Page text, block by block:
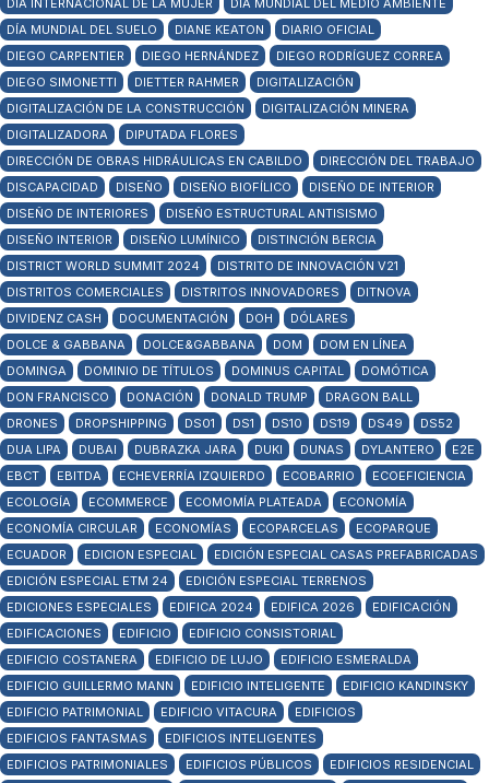
DÍA INTERNACIONAL DE LA MUJER
DÍA MUNDIAL DEL MEDIO AMBIENTE
DÍA MUNDIAL DEL SUELO
DIANE KEATON
DIARIO OFICIAL
DIEGO CARPENTIER
DIEGO HERNÁNDEZ
DIEGO RODRÍGUEZ CORREA
DIEGO SIMONETTI
DIETTER RAHMER
DIGITALIZACIÓN
DIGITALIZACIÓN DE LA CONSTRUCCIÓN
DIGITALIZACIÓN MINERA
DIGITALIZADORA
DIPUTADA FLORES
DIRECCIÓN DE OBRAS HIDRÁULICAS EN CABILDO
DIRECCIÓN DEL TRABAJO
DISCAPACIDAD
DISEÑO DISEÑO BIOFÍLICO
DISEÑO DE INTERIOR
DISEÑO DE INTERIORES
DISEÑO ESTRUCTURAL ANTISISMO
DISEÑO INTERIOR
DISEÑO LUMÍNICO
DISTINCIÓN BERCIA
DISTRICT WORLD SUMMIT 2024
DISTRITO DE INNOVACIÓN V21
DISTRITOS COMERCIALES
DISTRITOS INNOVADORES
DITNOVA
DIVIDENZ CASH
DOCUMENTACIÓN DOH
DÓLARES
DOLCE & GABBANA
DOLCE&GABBANA DOM
DOM EN LÍNEA
DOMINGA
DOMINIO DE TÍTULOS DOMINUS CAPITAL
DOMÓTICA
DON FRANCISCO
DONACIÓN DONALD TRUMP
DRAGON BALL
DRONES
DROPSHIPPING DS01 DS1 DS10 DS19 DS49
DS52
DUA LIPA
DUBAI DUBRAZKA JARA DUKI DUNAS DYLANTERO
E2E
EBCT
EBITDA ECHEVERRÍA IZQUIERDO ECOBARRIO
ECOEFICIENCIA
ECOLOGÍA
ECOMMERCE ECOMOMÍA PLATEADA
ECONOMÍA
ECONOMÍA CIRCULAR
ECONOMÍAS ECOPARCELAS
ECOPARQUE
ECUADOR
EDICION ESPECIAL
EDICIÓN ESPECIAL CASAS PREFABRICADAS
EDICIÓN ESPECIAL ETM 24
EDICIÓN ESPECIAL TERRENOS
EDICIONES ESPECIALES
EDIFICA 2024 EDIFICA 2026
EDIFICACIÓN
EDIFICACIONES
EDIFICIO
EDIFICIO CONSISTORIAL
EDIFICIO COSTANERA
EDIFICIO DE LUJO
EDIFICIO ESMERALDA
EDIFICIO GUILLERMO MANN
EDIFICIO INTELIGENTE
EDIFICIO KANDINSKY
EDIFICIO PATRIMONIAL
EDIFICIO VITACURA
EDIFICIOS
EDIFICIOS FANTASMAS
EDIFICIOS INTELIGENTES
EDIFICIOS PATRIMONIALES
EDIFICIOS PÚBLICOS
EDIFICIOS RESIDENCIAL